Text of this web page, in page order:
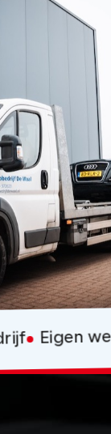
Over ons
Contact
Eigen